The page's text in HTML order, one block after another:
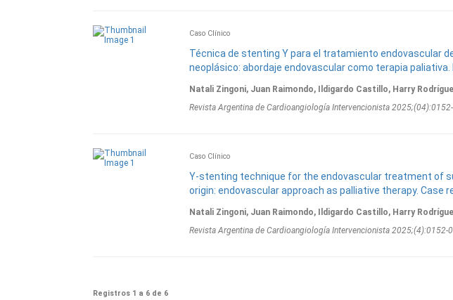
Caso Clínico
Técnica de stenting Y para el tratamiento endovascular
neoplásico: abordaje endovascular como terapia paliativa.
Natali Zingoni, Juan Raimondo, Ildigardo Castillo, Harry
Revista Argentina de Cardioangiologí­a Intervencionista
Caso Clínico
Y-stenting technique for the endovascular treatment of
origin: endovascular approach as palliative therapy. Case
Natali Zingoni, Juan Raimondo, Ildigardo Castillo, Harry
Revista Argentina de Cardioangiologí­a Intervencionista 2025;(4):0152-
Registros 1 a 6 de 6